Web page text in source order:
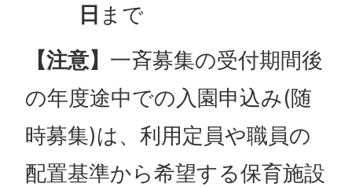
日 まで
【注意】 一斉募集の受付期間後
の年度途中での入園申込み(随
時募集)は、利用定員や職員の
配置基準から希望する保育施設